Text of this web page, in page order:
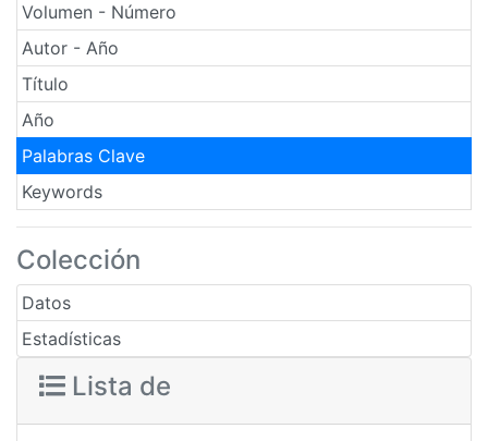
Volumen - Número
Autor - Año
Título
Año
Palabras Clave
Keywords
Colección
Datos
Estadísticas
Lista de